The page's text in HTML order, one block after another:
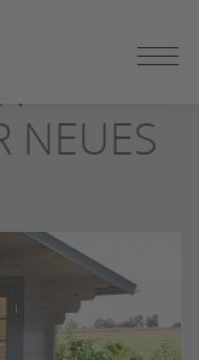
NEUES